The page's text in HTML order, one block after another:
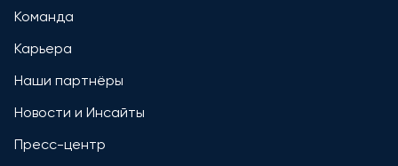
Команда
Карьера
Наши партнёры
Новости и Инсайты
Пресс-центр